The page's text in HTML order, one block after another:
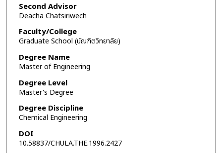
Second Advisor
Deacha Chatsiriwech
Faculty/College
Graduate School (บัณฑิตวิทยาลัย)
Degree Name
Master of Engineering
Degree Level
Master's Degree
Degree Discipline
Chemical Engineering
DOI
10.58837/CHULA.THE.1996.2427